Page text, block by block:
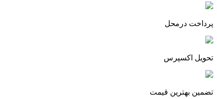
پرداخت درمحل
تحویل اکسپرس
تضمین بهترین قیمت